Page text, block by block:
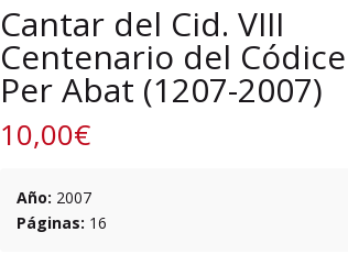
Cantar del Cid. VIII
Centenario del
Per Abat (1207-2007)
10,00€
Año: 2007
Páginas: 16